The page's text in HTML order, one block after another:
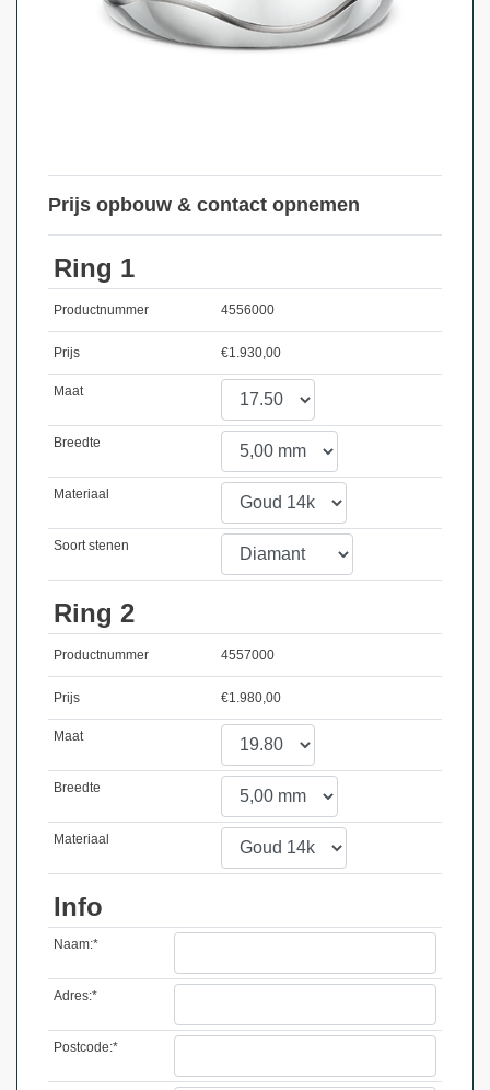
Prijs opbouw & contact opnemen
Ring 1
Productnummer 4556000
Prijs €1.930,00
Maat
Breedte
Materiaal
Soort stenen
Ring 2
Productnummer 4557000
Prijs €1.980,00
Maat
Breedte
Materiaal
Info
Naam:*
Adres:*
Postcode:*